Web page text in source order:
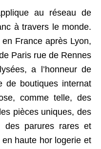
au réseau de
à travers le monde.
France après Lyon,
Paris rue de Rennes
a l’honneur de
de boutiques internat
comme telle, des
pièces uniques, des
des parures rares et
haute hor logerie et